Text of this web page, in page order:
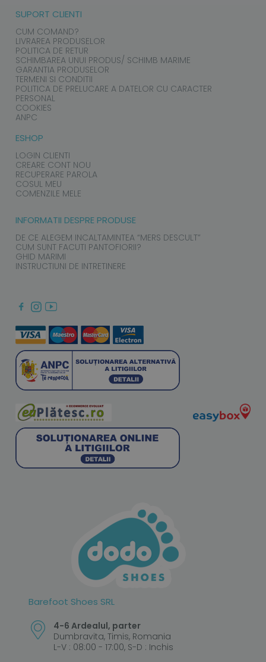
SUPORT CLIENTI
CUM COMAND?
LIVRAREA PRODUSELOR
POLITICA DE RETUR
SCHIMBAREA UNUI PRODUS/ SCHIMB MARIME
GARANTIA PRODUSELOR
TERMENI SI CONDITII
POLITICA DE PRELUCARE A DATELOR CU CARACTER
PERSONAL
COOKIES
ANPC
ESHOP
LOGIN CLIENTI
CREARE CONT NOU
RECUPERARE PAROLA
COSUL MEU
COMENZILE MELE
INFORMATII DESPRE PRODUSE
DE CE ALEGEM INCALTAMINTEA “MERS DESCULT”
CUM SUNT FACUTI PANTOFIORII?
GHID MARIMI
INSTRUCTIUNI DE INTRETINERE
Barefoot Shoes SRL
4-6 Ardealul, parter
Dumbravita, Timis, Romania
L-V : 08:00 - 17:00, S-D : Inchis